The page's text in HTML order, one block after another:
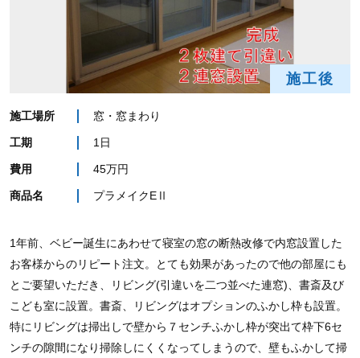
施工後
施工場所 窓・窓まわり
工期 1日
費用 45万円
商品名 プラメイクEⅡ
1年前、ベビー誕生にあわせて寝室の窓の断熱改修で内窓設置した
お客様からのリピート注文。とても効果があったので他の部屋にも
とご要望いただき、リビング(引違いを二つ並べた連窓)、書斎及び
こども室に設置。書斎、リビングはオプションのふかし枠も設置。
特にリビングは掃出しで壁から７センチふかし枠が突出て枠下6セ
ンチの隙間になり掃除しにくくなってしまうので、壁もふかして掃